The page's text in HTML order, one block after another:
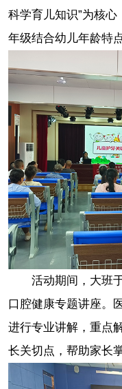
科学育儿知识”为核
年级结合幼儿年龄特
活动期间，大班
口腔健康专题讲座。
进行专业讲解，重点
长关切点，帮助家长